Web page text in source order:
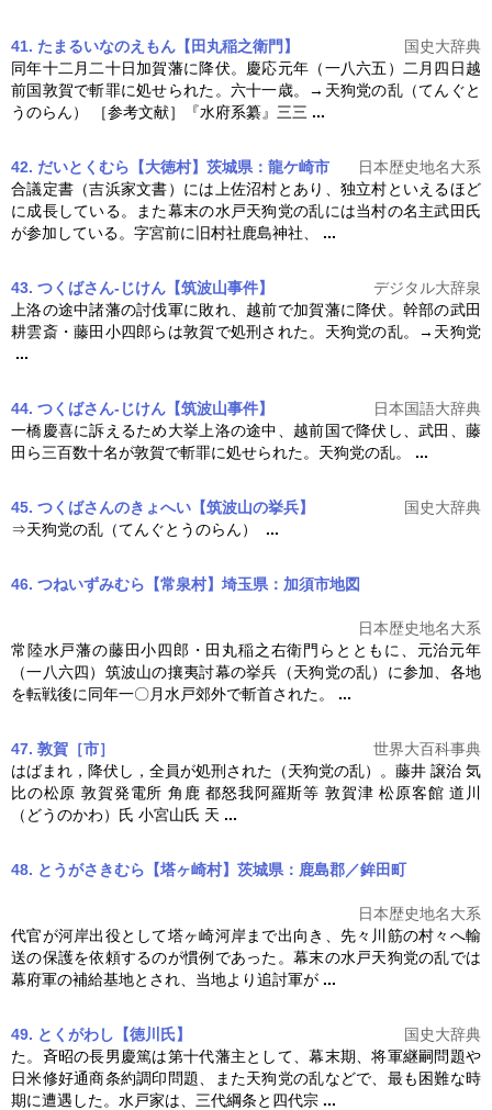
41. たまるいなのえもん【田丸稲之衛門】
国史大辞典
同年十二月二十日加賀藩に降伏。慶応元年（一八六五）二月四日越
前国敦賀で斬罪に処せられた。六十一歳。→ 天狗党の乱（てんぐと
うのらん） ［参考文献］『水府系纂』三三 ...
42. だいとくむら【大徳村】茨城県：龍ケ崎市
日本歴史地名大系
合議定書（吉浜家文書）には上佐沼村とあり、独立村といえるほど
に成長している。また幕末の水戸天狗党の乱には当村の名主武田氏
が参加している。字宮前に旧村社鹿島神社、 ...
43. つくばさん‐じけん【筑波山事件】
デジタル大辞泉
上洛の途中諸藩の討伐軍に敗れ、越前で加賀藩に降伏。幹部の武田
耕雲斎・藤田小四郎らは敦賀で処刑された。 天狗党の乱。→天狗党
...
44. つくばさん‐じけん【筑波山事件】
日本国語大辞典
一橋慶喜に訴えるため大挙上洛の途中、越前国で降伏し、武田、藤
田ら三百数十名が敦賀で斬罪に処せられた。 天狗党の乱。 ...
45. つくばさんのきょへい【筑波山の挙兵】
国史大辞典
⇒天狗党の乱 （てんぐとうのらん） ...
46. つねいずみむら【常泉村】埼玉県：加須市地図
日本歴史地名大系
常陸水戸藩の藤田小四郎・田丸稲之右衛門らとともに、元治元年
（一八六四）筑波山の攘夷討幕の挙兵（天狗党の乱）に参加、各地
を転戦後に同年一〇月水戸郊外で斬首された。 ...
47. 敦賀［市］
世界大百科事典
はばまれ，降伏し，全員が処刑された（天狗党の乱）。藤井 譲治 気
比の松原 敦賀発電所 角鹿 都怒我阿羅斯等 敦賀津 松原客館 道川
（どうのかわ）氏 小宮山氏 天 ...
48. とうがさきむら【塔ヶ崎村】茨城県：鹿島郡／鉾田町
日本歴史地名大系
代官が河岸出役として塔ヶ崎河岸まで出向き、先々川筋の村々へ輸
送の保護を依頼するのが慣例であった。幕末の水戸天狗党の乱では
幕府軍の補給基地とされ、当地より追討軍が ...
49. とくがわし【徳川氏】
国史大辞典
た。斉昭の長男慶篤は第十代藩主として、幕末期、将軍継嗣問題や
日米修好通商条約調印問題、また天狗党の乱などで、最も困難な時
期に遭遇した。水戸家は、三代綱条と四代宗 ...